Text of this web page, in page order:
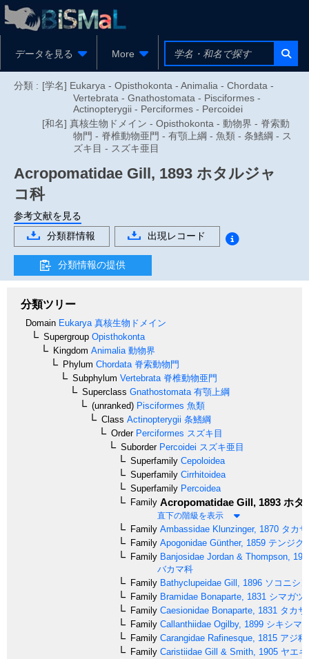
データを見る More
分類 : [学名] Eukarya - Opisthokonta - Animalia - Chordata -
Vertebrata - Gnathostomata - Pisciformes -
Actinopterygii - Perciformes - Percoidei
[和名] 真核生物ドメイン - Opisthokonta - 動物界 - 脊索動
物門 - 脊椎動物亜門 - 有顎上綱 - 魚類 - 条鰭綱 - ス
ズキ目 - スズキ亜目
Acropomatidae Gill, 1893 ホタルジャ
コ科
参考文献を見る
分類群情報
出現レコード
分類情報の提供
分類ツリー
Domain Eukarya 真核生物ドメイン
Supergroup Opisthokonta
Kingdom Animalia 動物界
Phylum Chordata 脊索動物門
Subphylum Vertebrata 脊椎動物亜門
Superclass Gnathostomata 有顎上綱
(unranked) Pisciformes 魚類
Class Actinopterygii 条鰭綱
OrderPerciformes スズキ目
SuborderPercoidei スズキ亜目
Superfamily Cepoloidea
Superfamily Cirrhitoidea
Superfamily Percoidea
Family Acropomatidae Gill, 1893 ホタ
直下の階級を表示
Family Ambassidae Klunzinger, 1870 タカ
Family Apogonidae Günther, 1859 テンジク
Family Banjosidae Jordan & Thompson,
バカマ科
Family Bathyclupeidae Gill, 1896 ソコニシ
Family Bramidae Bonaparte, 1831 シマガツ
Family Caesionidae Bonaparte, 1831 タカ
Family Callanthiidae Ogilby, 1899 シキシマ
Family Carangidae Rafinesque, 1815 アジ科
Family Caristiidae Gill & Smith, 1905 ヤエ